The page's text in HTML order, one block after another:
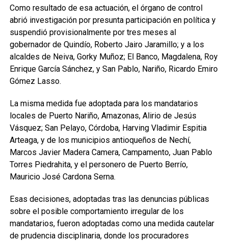
Como resultado de esa actuación, el órgano de control
abrió investigación por presunta participación en política y
suspendió provisionalmente por tres meses al
gobernador de Quindío, Roberto Jairo Jaramillo; y a los
alcaldes de Neiva, Gorky Muñoz; El Banco, Magdalena, Roy
Enrique García Sánchez, y San Pablo, Nariño, Ricardo Emiro
Gómez Lasso.
La misma medida fue adoptada para los mandatarios
locales de Puerto Nariño, Amazonas, Alirio de Jesús
Vásquez; San Pelayo, Córdoba, Harving Vladimir Espitia
Arteaga, y de los municipios antioqueños de Nechí,
Marcos Javier Madera Camera, Campamento, Juan Pablo
Torres Piedrahita, y el personero de Puerto Berrío,
Mauricio José Cardona Serna.
Esas decisiones, adoptadas tras las denuncias públicas
sobre el posible comportamiento irregular de los
mandatarios, fueron adoptadas como una medida cautelar
de prudencia disciplinaria, donde los procuradores